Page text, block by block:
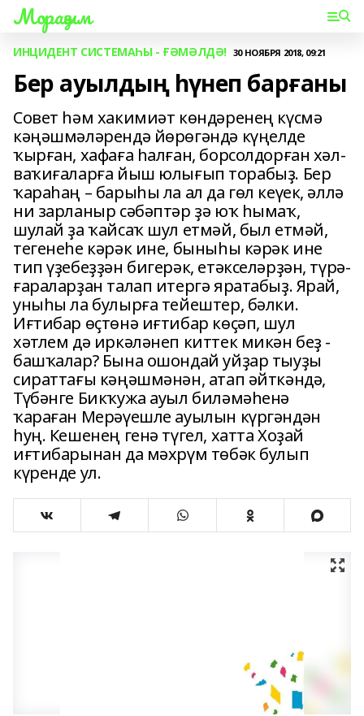
Мораҙым
ИНЦИДЕНТ СИСТЕМАҺЫ - ҒӘМӘЛДӘ! 30 НОЯБРЯ 2018, 09:21
Бер ауылдың һүнеп барғаны
Совет һәм хакимиәт көндәренең күсмә
кәңәшмәләрендә йөрөгәндә күңелде
ҡырған, хафаға һалған, борсолдорған хәл-
ваҡиғаларға йыш юлығып торабыҙ. Бер
ҡараһаң – барыһы ла ал да гөл кеүек, әллә
ни зарланыр сәбәптәр ҙә юҡ һымаҡ,
шулай ҙа ҡайсаҡ шул етмәй, был етмәй,
тегенеһе кәрәк ине, быныһы кәрәк ине
тип үҙебеҙҙән бигерәк, етәкселәрҙән, түрә-
ғараларҙан талап итергә яратабыҙ. Ярай,
уныһы ла булырға тейештер, бәлки.
Иғтибар өҫтөнә иғтибар көҫәп, шул
хәтлем дә иркәләнеп киттек микән беҙ -
башҡалар? Бына ошондай уйҙар тыуҙы
сираттағы кәңәшмәнән, атап әйткәндә,
Түбәнге Бикҡужа ауыл биләмәһенә
ҡараған Мерәүешле ауылын күргәндән
һуң. Кешенең генә түгел, хатта Хоҙай
иғтибарынан да мәхрүм төбәк булып
күренде ул.